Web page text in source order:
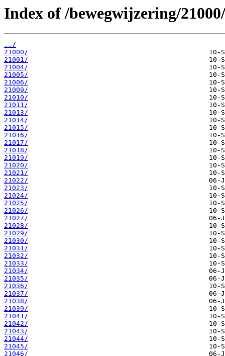
Index of /bewegwijzering/21000/
../
21000/
21001/
21004/
21005/
21006/
21009/
21010/
21011/
21013/
21014/
21015/
21016/
21017/
21018/
21019/
21020/
21021/
21022/
21023/
21024/
21025/
21026/
21027/
21028/
21029/
21030/
21031/
21032/
21033/
21034/
21035/
21036/
21037/
21038/
21039/
21041/
21042/
21043/
21044/
21045/
21046/